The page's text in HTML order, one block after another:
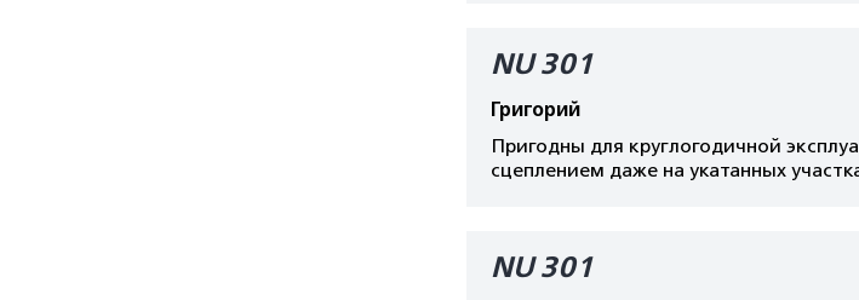
NU 301
Григорий
Пригодны для круглогодичной
сцеплением даже на укатанных
NU 301